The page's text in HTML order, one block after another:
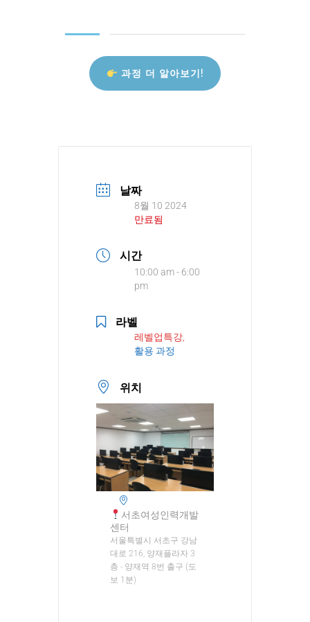
과정 더 알아보기!
날짜
8월 10 2024
만료됨
시간
10:00 am - 6:00
pm
라벨
레벨업특강,
활용 과정
위치
서초여성인력개발
센터
서울특별시 서초구 강남
대로 216, 양재플라자 3
층 - 양재역 8번 출구 (도
보 1분)